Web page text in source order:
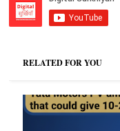
RELATED FOR YOU